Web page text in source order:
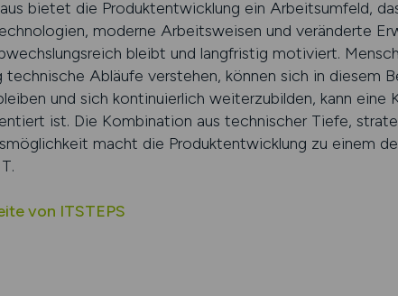
bietet die Produktentwicklung ein Arbeitsumfeld,
moderne Arbeitsweisen und veränderte
bleibt und langfristig motiviert.
technische Abläufe verstehen, können sich in diesem
und sich kontinuierlich weiterzubilden, kann eine
ist. Die Kombination aus technischer Tiefe,
macht die Produktentwicklung zu einem
von ITSTEPS